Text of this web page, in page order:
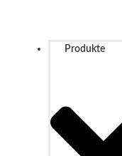
Produkte